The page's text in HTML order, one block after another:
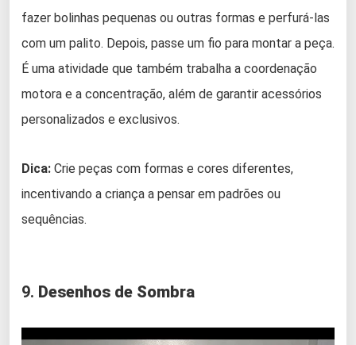
fazer bolinhas pequenas ou outras formas e perfurá-las
com um palito. Depois, passe um fio para montar a peça.
É uma atividade que também trabalha a coordenação
motora e a concentração, além de garantir acessórios
personalizados e exclusivos.
Dica: Crie peças com formas e cores diferentes,
incentivando a criança a pensar em padrões ou
sequências.
9. Desenhos de Sombra